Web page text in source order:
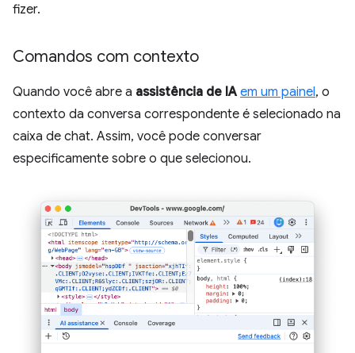
fizer.
Comandos com contexto
Quando você abre a assistência de IA em um painel, o
contexto da conversa correspondente é selecionado na
caixa de chat. Assim, você pode conversar
especificamente sobre o que selecionou.